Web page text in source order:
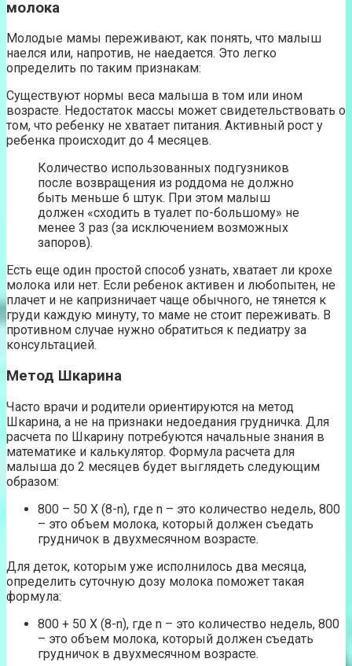
молока
Молодые мамы переживают, как понять, что малыш
наелся или, напротив, не наедается. Это легко
определить по таким признакам:
Существуют нормы веса малыша в том или ином
возрасте. Недостаток массы может свидетельствовать о
том, что ребенку не хватает питания. Активный рост у
ребенка происходит до 4 месяцев.
Количество использованных подгузников
после возвращения из роддома не должно
быть меньше 6 штук. При этом малыш
должен «сходить в туалет по-большому» не
менее 3 раз (за исключением возможных
запоров).
Есть еще один простой способ узнать, хватает ли крохе
молока или нет. Если ребенок активен и любопытен, не
плачет и не капризничает чаще обычного, не тянется к
груди каждую минуту, то маме не стоит переживать. В
противном случае нужно обратиться к педиатру за
консультацией.
Метод Шкарина
Часто врачи и родители ориентируются на метод
Шкарина, а не на признаки недоедания грудничка. Для
расчета по Шкарину потребуются начальные знания в
математике и калькулятор. Формула расчета для
малыша до 2 месяцев будет выглядеть следующим
образом:
800 – 50 Х (8-n), где n – это количество недель, 800
– это объем молока, который должен съедать
грудничок в двухмесячном возрасте.
Для деток, которым уже исполнилось два месяца,
определить суточную дозу молока поможет такая
формула:
800 + 50 Х (8-n), где n – это количество недель, 800
– это объем молока, который должен съедать
грудничок в двухмесячном возрасте.